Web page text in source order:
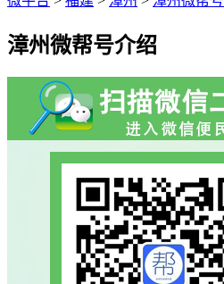
漳州微帮号介绍